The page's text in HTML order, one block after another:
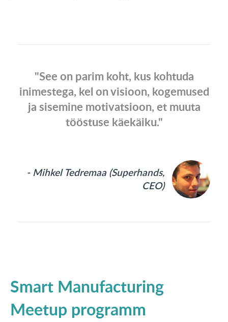
"See on parim koht, kus kohtuda
inimestega, kel on visioon, kogemused
ja sisemine motivatsioon, et muuta
tööstuse käekäiku."
- Mihkel Tedremaa (Superhands,
CEO)
Smart Manufacturing
Meetup programm